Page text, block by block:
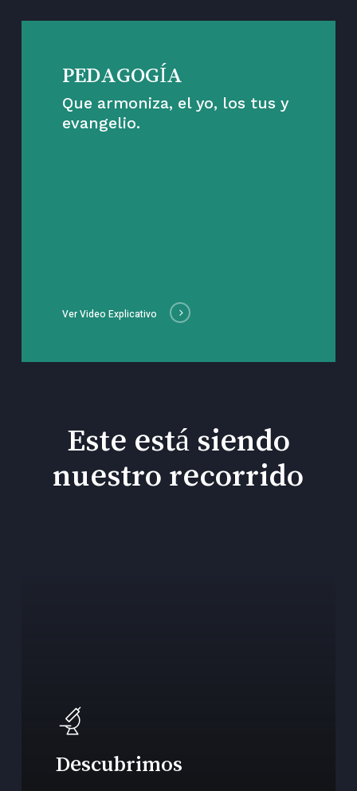
PEDAGOGÍA
Que armoniza, el yo, los tus y
evangelio.
Ver Video Explicativo
Este está siendo
nuestro recorrido
Descubrimos